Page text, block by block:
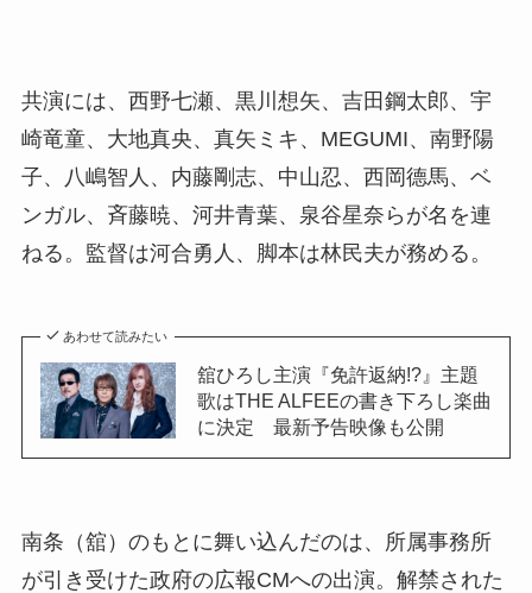
共演には、西野七瀬、黒川想矢、吉田鋼太郎、宇
崎竜童、大地真央、真矢ミキ、MEGUMI、南野陽
子、八嶋智人、内藤剛志、中山忍、西岡德馬、ベ
ンガル、斉藤暁、河井青葉、泉谷星奈らが名を連
ねる。監督は河合勇人、脚本は林民夫が務める。
あわせて読みたい
舘ひろし主演『免許返納!?』主題
歌はTHE ALFEEの書き下ろし楽曲
に決定 最新予告映像も公開
南条（舘）のもとに舞い込んだのは、所属事務所
が引き受けた政府の広報CMへの出演。解禁された